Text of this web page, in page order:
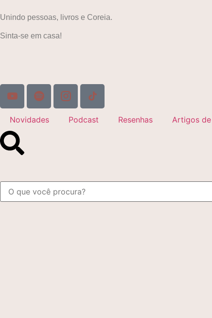
Unindo pessoas, livros e Coreia.
Sinta-se em casa!
Novidades Podcast Resenhas Artigos